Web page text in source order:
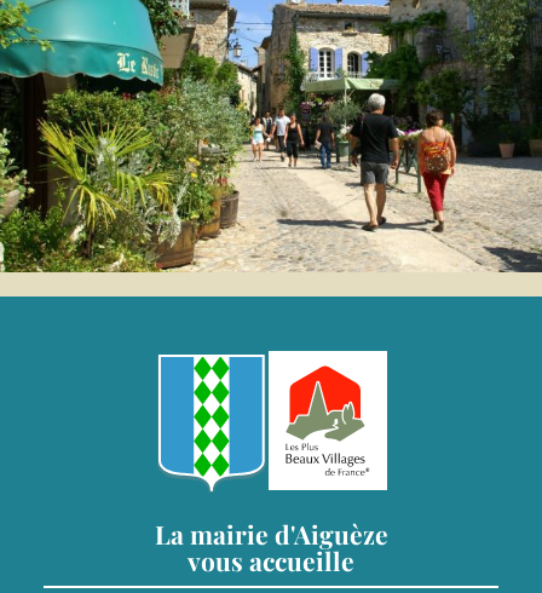
La mairie d'Aiguèze
vous accueille